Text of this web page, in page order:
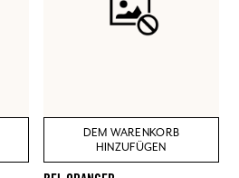
DEM WARENKORB
HINZUFÜGEN